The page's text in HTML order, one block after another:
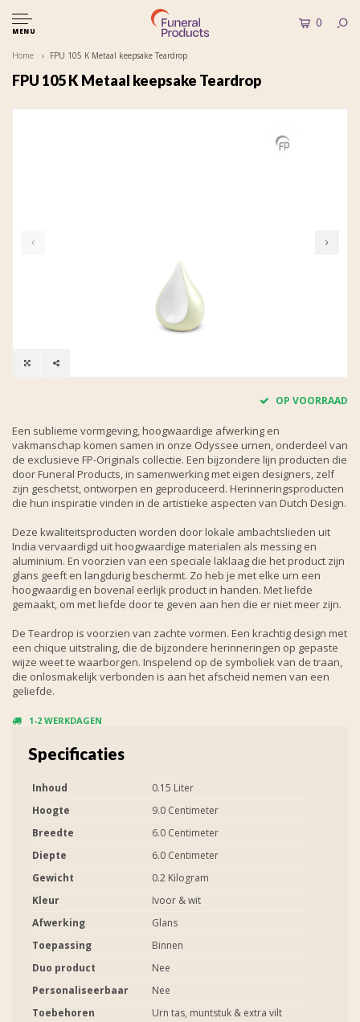
MENU
0
Home FPU 105 K Metaal keepsake Teardrop
FPU 105 K Metaal keepsake Teardrop
OP VOORRAAD
Een sublieme vormgeving, hoogwaardige afwerking en
vakmanschap komen samen in onze Odyssee urnen, onderdeel van
de exclusieve FP-Originals collectie. Een bijzondere lijn producten die
door Funeral Products, in samenwerking met eigen designers, zelf
zijn geschetst, ontworpen en geproduceerd. Herinneringsproducten
die hun inspiratie vinden in de artistieke aspecten van Dutch Design.
Deze kwaliteitsproducten worden door lokale ambachtslieden uit
India vervaardigd uit hoogwaardige materialen als messing en
aluminium. En voorzien van een speciale laklaag die het product zijn
glans geeft en langdurig beschermt. Zo heb je met elke urn een
hoogwaardig en bovenal eerlijk product in handen. Met liefde
gemaakt, om met liefde door te geven aan hen die er niet meer zijn.
De Teardrop is voorzien van zachte vormen. Een krachtig design met
een chique uitstraling, die de bijzondere herinneringen op gepaste
wijze weet te waarborgen. Inspelend op de symboliek van de traan,
die onlosmakelijk verbonden is aan het afscheid nemen van een
geliefde.
1-2 WERKDAGEN
Specificaties
Inhoud
0.15 Liter
Hoogte
9.0 Centimeter
Breedte
6.0 Centimeter
Diepte
6.0 Centimeter
Gewicht
0.2 Kilogram
Kleur
Ivoor & wit
Afwerking
Glans
Toepassing
Binnen
Duo product
Nee
Personaliseerbaar
Nee
Toebehoren
Urn tas, muntstuk & extra vilt